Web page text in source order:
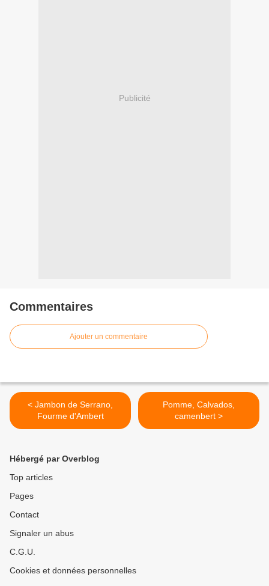
Publicité
Commentaires
Ajouter un commentaire
< Jambon de Serrano,
Fourme d'Ambert
Pomme, Calvados,
camenbert >
Hébergé par Overblog
Top articles
Pages
Contact
Signaler un abus
C.G.U.
Cookies et données personnelles